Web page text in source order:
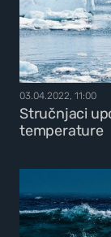
03.04.2022, 11:00
Stručnjaci
temperature